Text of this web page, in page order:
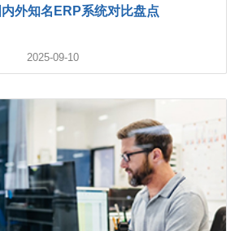
外知名ERP系统对比盘点
2025-09-10